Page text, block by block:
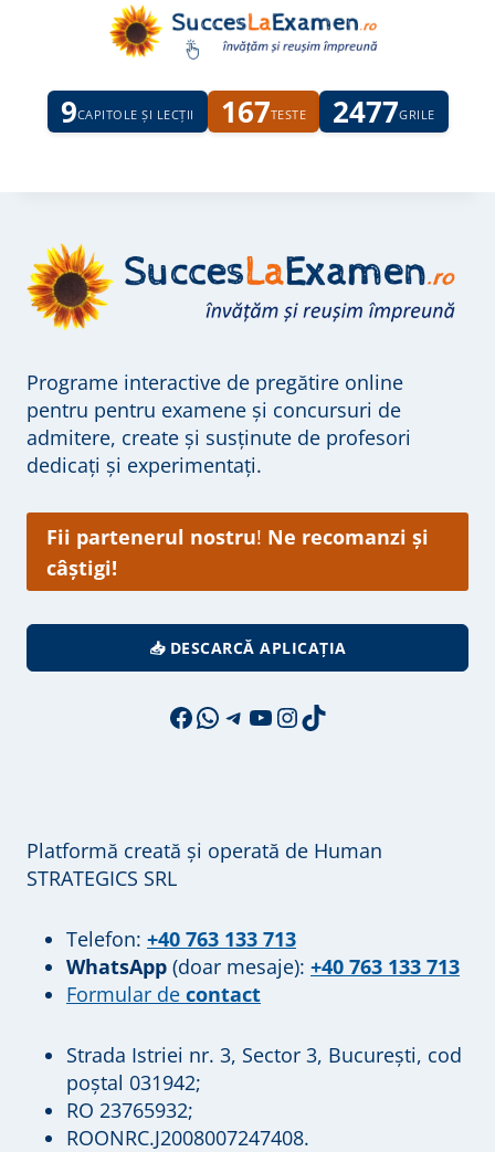
9CAPITOLE ȘI LECȚII 167TESTE 2477GRILE
Programe interactive de pregătire online
pentru pentru examene și concursuri de
admitere, create și susținute de profesori
dedicați și experimentați.
Fii partenerul nostru! Ne recomanzi și
câștigi!
📥 DESCARCĂ APLICAȚIA
Facebook
WhatsApp
Telegram
YouTube
Instagram
TikTok
Platformă creată și operată de Human
STRATEGICS SRL
Telefon: +40 763 133 713
WhatsApp (doar mesaje): +40 763 133 713
Formular de contact
Strada Istriei nr. 3, Sector 3, București, cod
poștal 031942;
RO 23765932;
ROONRC.J2008007247408.